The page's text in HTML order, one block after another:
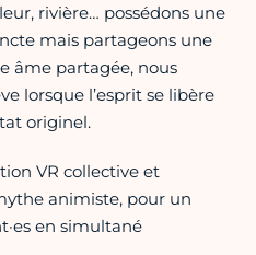
rivière… possédons une
mais partageons une
âme partagée, nous
lorsque l’esprit se libère
originel.
VR collective et
animiste, pour un
en simultané